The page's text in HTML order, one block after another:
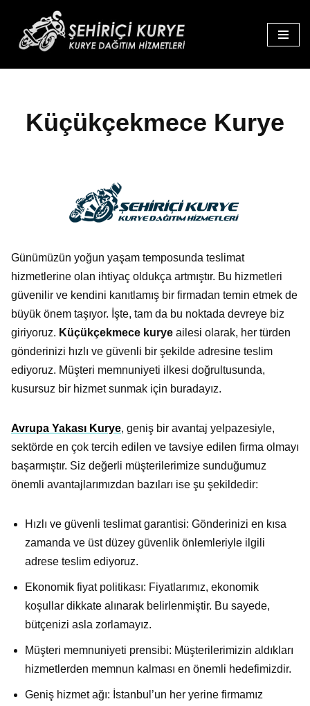
İçeriğe
Küçükçekmece Kurye
Günümüzün yoğun yaşam temposunda teslimat
hizmetlerine olan ihtiyaç oldukça artmıştır. Bu hizmetleri
güvenilir ve kendini kanıtlamış bir firmadan temin etmek de
büyük önem taşıyor. İşte, tam da bu noktada devreye biz
giriyoruz. Küçükçekmece kurye ailesi olarak, her türden
gönderinizi hızlı ve güvenli bir şekilde adresine teslim
ediyoruz. Müşteri memnuniyeti ilkesi doğrultusunda,
kusursuz bir hizmet sunmak için buradayız.
Avrupa Yakası Kurye, geniş bir avantaj yelpazesiyle,
sektörde en çok tercih edilen ve tavsiye edilen firma olmayı
başarmıştır. Siz değerli müşterilerimize sunduğumuz
önemli avantajlarımızdan bazıları ise şu şekildedir:
Hızlı ve güvenli teslimat garantisi: Gönderinizi en kısa
zamanda ve üst düzey güvenlik önlemleriyle ilgili
adrese teslim ediyoruz.
Ekonomik fiyat politikası: Fiyatlarımız, ekonomik
koşullar dikkate alınarak belirlenmiştir. Bu sayede,
bütçenizi asla zorlamayız.
Müşteri memnuniyeti prensibi: Müşterilerimizin aldıkları
hizmetlerden memnun kalması en önemli hedefimizdir.
Geniş hizmet ağı: İstanbul’un her yerine firmamız